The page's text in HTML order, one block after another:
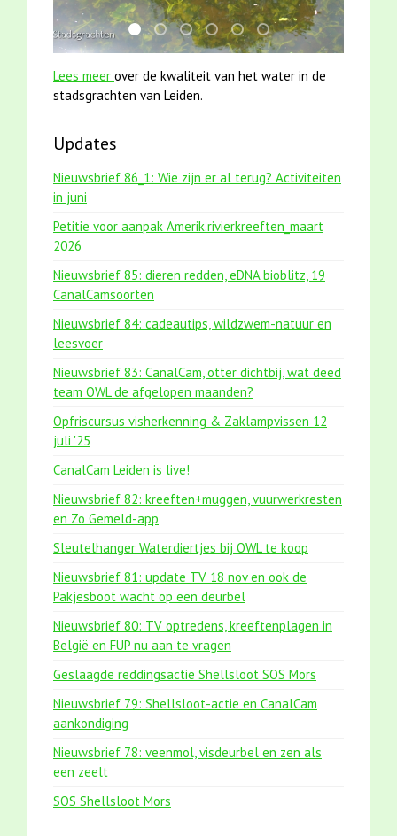
mei2021 1 snoekje elly
mei2021 watervogelmethode fuut met
jun2021 zaklv 5 snoekje MOOI
jun2021 28 brasem en
smoelenboek fifi en
karper met
Lees meer over de kwaliteit van het water in de
stadsgrachten van Leiden.
Updates
Nieuwsbrief 86_1: Wie zijn er al terug? Activiteiten
in juni
Petitie voor aanpak Amerik.rivierkreeften_maart
2026
Nieuwsbrief 85: dieren redden, eDNA bioblitz, 19
CanalCamsoorten
Nieuwsbrief 84: cadeautips, wildzwem-natuur en
leesvoer
Nieuwsbrief 83: CanalCam, otter dichtbij, wat deed
team OWL de afgelopen maanden?
Opfriscursus visherkenning & Zaklampvissen 12
juli '25
CanalCam Leiden is live!
Nieuwsbrief 82: kreeften+muggen, vuurwerkresten
en Zo Gemeld-app
Sleutelhanger Waterdiertjes bij OWL te koop
Nieuwsbrief 81: update TV 18 nov en ook de
Pakjesboot wacht op een deurbel
Nieuwsbrief 80: TV optredens, kreeftenplagen in
België en FUP nu aan te vragen
Geslaagde reddingsactie Shellsloot SOS Mors
Nieuwsbrief 79: Shellsloot-actie en CanalCam
aankondiging
Nieuwsbrief 78: veenmol, visdeurbel en zen als
een zeelt
SOS Shellsloot Mors